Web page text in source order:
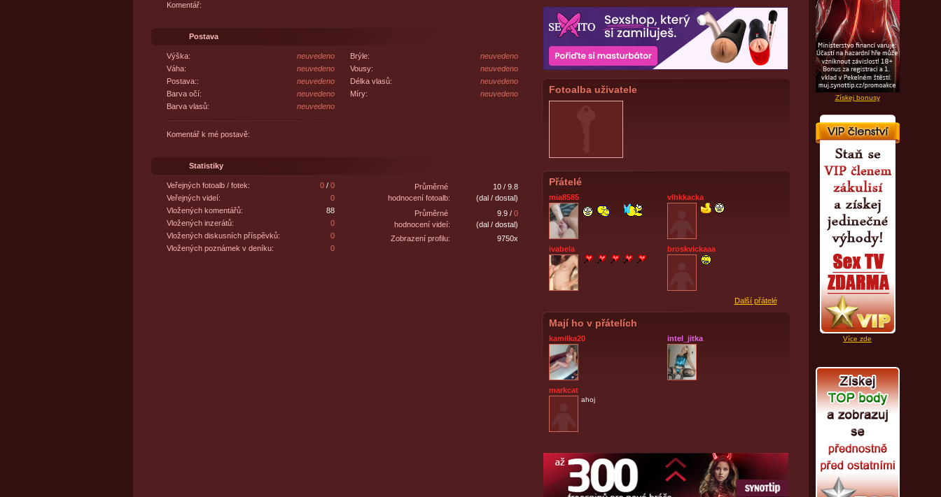
Získej bonusy
Více zde
Komentář:
Postava
Výška:
neuvedeno
Váha:
neuvedeno
Postava::
neuvedeno
Barva očí:
neuvedeno
Barva vlasů:
neuvedeno
Brýle:
neuvedeno
Vousy:
neuvedeno
Délka vlasů:
neuvedeno
Míry:
neuvedeno
Komentář k mé postavě:
Statistiky
Veřejných fotoalb / fotek: 0/ 0
Veřejných videí:
0
Vložených komentářů:
88
Vložených inzerátů:
0
Vložených diskusních příspěvků:
0
Vložených poznámek v deníku:
0
Průměrné
hodnocení fotoalb:
10 / 9.8
(dal / dostal)
Průměrné
hodnocení videí:
9.9 / 0
(dal / dostal)
Zobrazení profilu:
9750x
Fotoalba uživatele
Přátelé
mia8585 vlhkkacka
ivabela broskvickaaa
Další přátelé
Mají ho v přátelích
kamilka20 intel_jitka
markcat
ahoj